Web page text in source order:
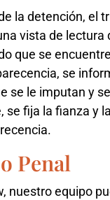
la detención, el
vista de lectura
que se
se
se le imputan y
se fija la fianza y
Penal
nuestro equipo